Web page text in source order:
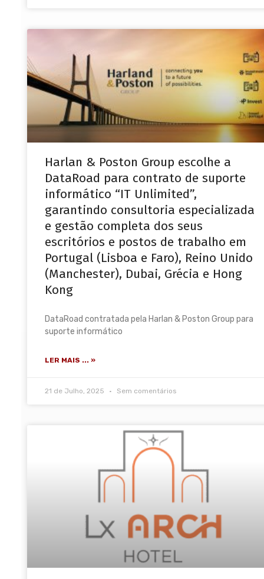
Harlan & Poston Group escolhe a
DataRoad para contrato de suporte
informático “IT Unlimited”,
garantindo consultoria especializada
e gestão completa dos seus
escritórios e postos de trabalho em
Portugal (Lisboa e Faro), Reino Unido
(Manchester), Dubai, Grécia e Hong
Kong
DataRoad contratada pela Harlan & Poston Group para
suporte informático
LER MAIS ... »
21 de Julho, 2025 Sem comentários